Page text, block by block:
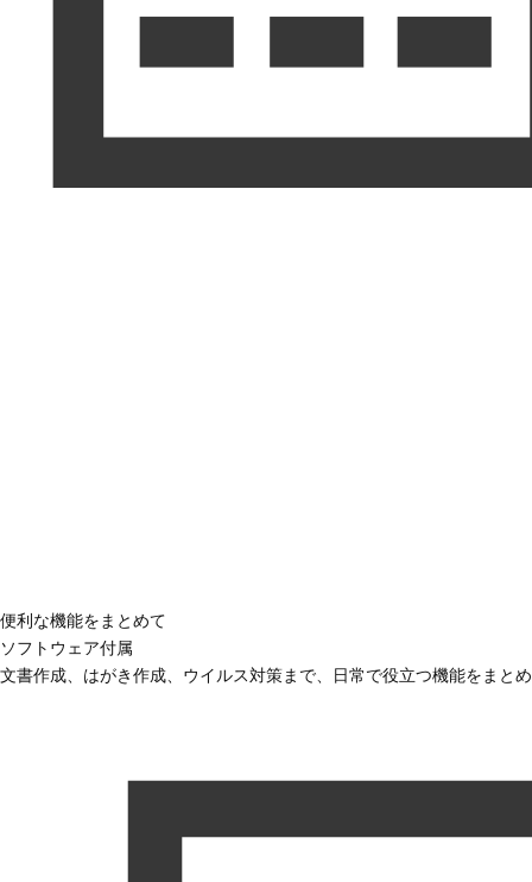
便利な機能をまとめて
ソフトウェア付属
文書作成、はがき作成、ウイルス対策まで、日常で役立つ機能をまと